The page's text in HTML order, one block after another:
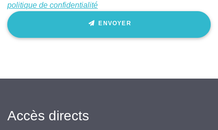
politique de confidentialité
ENVOYER
Accès directs